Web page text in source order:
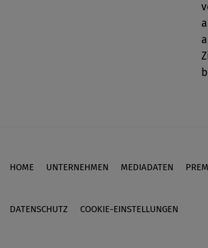
Footer
HOME UNTERNEHMEN MEDIADATEN
DATENSCHUTZ COOKIE-EINSTELLUNGEN